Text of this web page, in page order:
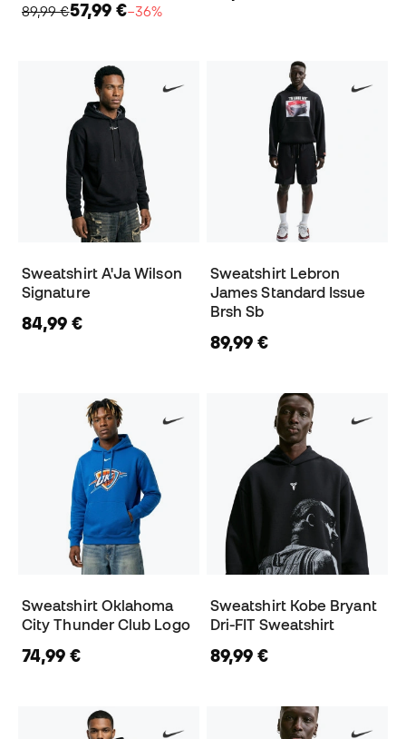
89,99 €57,99 €−36%
Sweatshirt A'Ja Wilson
Signature
84,99 €
Sweatshirt Lebron
James Standard Issue
Brsh Sb
89,99 €
Sweatshirt Oklahoma
City Thunder Club Logo
74,99 €
Sweatshirt Kobe Bryant
Dri-FIT Sweatshirt
89,99 €